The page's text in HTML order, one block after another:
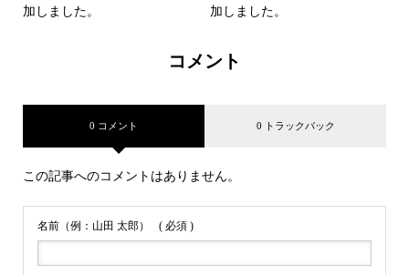
加しました。
加しました。
コメント
0 コメント 0 トラックバック
この記事へのコメントはありません。
名前（例：山田 太郎） ( 必須 )